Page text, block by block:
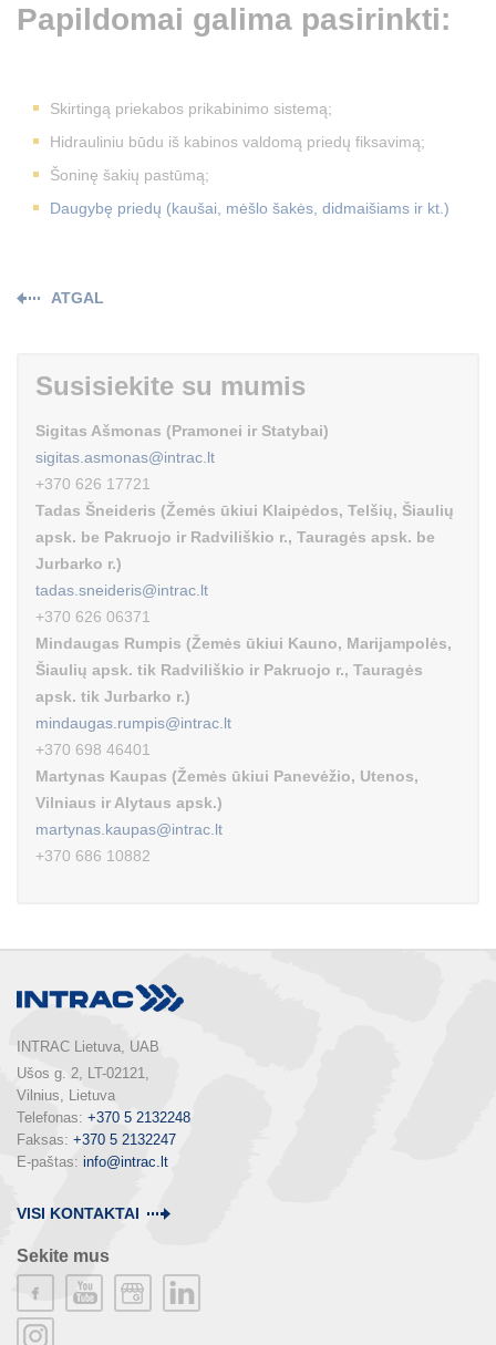
Papildomai galima pasirinkti:
Skirtingą priekabos prikabinimo sistemą;
Hidrauliniu būdu iš kabinos valdomą priedų fiksavimą;
Šoninę šakių pastūmą;
Daugybę priedų (kaušai, mėšlo šakės, didmaišiams ir kt.)
ATGAL
Susisiekite su mumis
Sigitas Ašmonas (Pramonei ir Statybai)
sigitas.asmonas@intrac.lt
+370 626 17721
Tadas Šneideris (Žemės ūkiui Klaipėdos, Telšių, Šiaulių
apsk. be Pakruojo ir Radviliškio r., Tauragės apsk. be
Jurbarko r.)
tadas.sneideris@intrac.lt
+370 626 06371
Mindaugas Rumpis (Žemės ūkiui Kauno, Marijampolės,
Šiaulių apsk. tik Radviliškio ir Pakruojo r., Tauragės
apsk. tik Jurbarko r.)
mindaugas.rumpis@intrac.lt
+370 698 46401
Martynas Kaupas (Žemės ūkiui Panevėžio, Utenos,
Vilniaus ir Alytaus apsk.)
martynas.kaupas@intrac.lt
+370 686 10882
INTRAC Lietuva, UAB
Ušos g. 2, LT-02121,
Vilnius, Lietuva
Telefonas: +370 5 2132248
Faksas: +370 5 2132247
E-paštas: info@intrac.lt
VISI KONTAKTAI
Sekite mus